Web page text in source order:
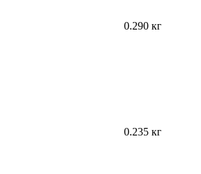
0.290 кг
0.235 кг